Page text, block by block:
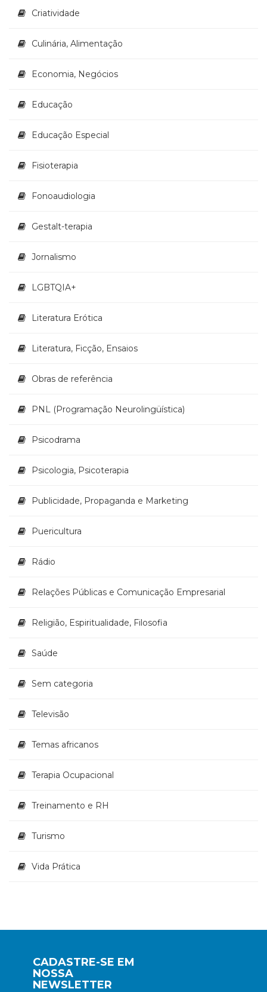
Criatividade
Culinária, Alimentação
Economia, Negócios
Educação
Educação Especial
Fisioterapia
Fonoaudiologia
Gestalt-terapia
Jornalismo
LGBTQIA+
Literatura Erótica
Literatura, Ficção, Ensaios
Obras de referência
PNL (Programação Neurolingüística)
Psicodrama
Psicologia, Psicoterapia
Publicidade, Propaganda e Marketing
Puericultura
Rádio
Relações Públicas e Comunicação Empresarial
Religião, Espiritualidade, Filosofia
Saúde
Sem categoria
Televisão
Temas africanos
Terapia Ocupacional
Treinamento e RH
Turismo
Vida Prática
CADASTRE-SE EM
NOSSA
NEWSLETTER